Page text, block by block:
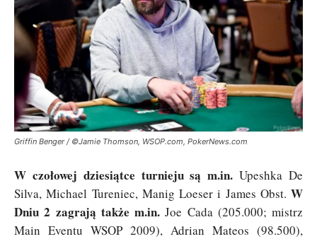
Griffin Benger / ©Jamie Thomson, WSOP.com, PokerNews.com
W czołowej dziesiątce turnieju są m.in. Upeshka De
Silva, Michael Tureniec, Manig Loeser i James Obst. W
Dniu 2 zagrają także m.in. Joe Cada (205.000; mistrz
Main Eventu WSOP 2009), Adrian Mateos (98.500),